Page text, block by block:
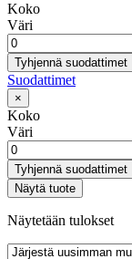
Koko
Väri
Tyhjennä suodattimet
Suodattimet
×
Koko
Väri
Tyhjennä suodattimet
Näytä tuote
Näytetään tulokset